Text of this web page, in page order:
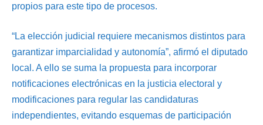
propios para este tipo de procesos.
“La elección judicial requiere mecanismos distintos para
garantizar imparcialidad y autonomía”, afirmó el diputado
local. A ello se suma la propuesta para incorporar
notificaciones electrónicas en la justicia electoral y
modificaciones para regular las candidaturas
independientes, evitando esquemas de participación